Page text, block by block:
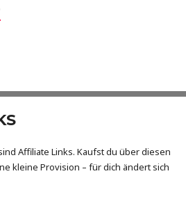
Affiliate Links. Kaufst du über diesen
kleine Provision – für dich ändert sich